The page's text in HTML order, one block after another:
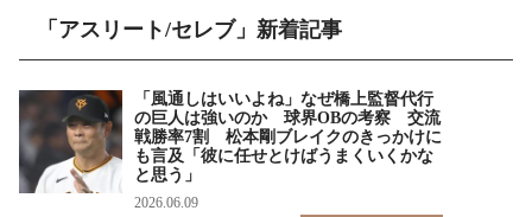
「アスリート/セレブ」新着記事
「風通しはいいよね」なぜ橋上監督代行
の巨人は強いのか 球界OBの考察 交流
戦勝率7割 松本剛ブレイクのきっかけに
も言及「彼に任せとけばうまくいくかな
と思う」
2026.06.09